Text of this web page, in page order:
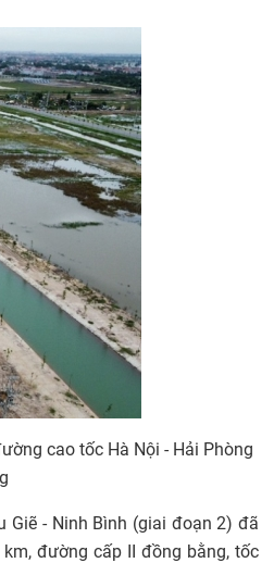
cao tốc Hà Nội - Hải Phòng
Giẽ - Ninh Bình (giai đoạn 2) đã
đường cấp II đồng bằng, tốc